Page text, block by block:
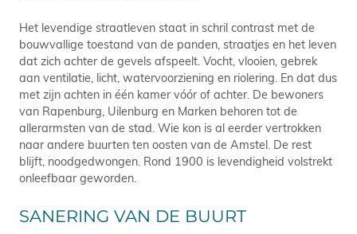
Het levendige straatleven staat in schril contrast met de
bouwvallige toestand van de panden, straatjes en het leven
dat zich achter de gevels afspeelt. Vocht, vlooien, gebrek
aan ventilatie, licht, watervoorziening en riolering. En dat dus
met zijn achten in één kamer vóór of achter. De bewoners
van Rapenburg, Uilenburg en Marken behoren tot de
allerarmsten van de stad. Wie kon is al eerder vertrokken
naar andere buurten ten oosten van de Amstel. De rest
blijft, noodgedwongen. Rond 1900 is levendigheid volstrekt
onleefbaar geworden.
SANERING VAN DE BUURT